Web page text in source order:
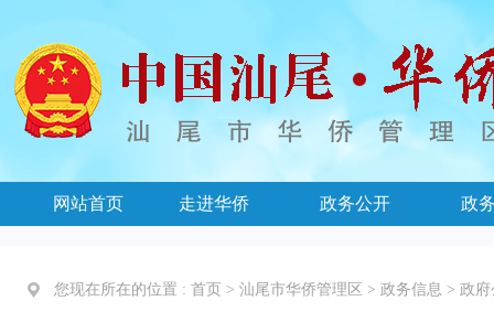
网站首页 走进华侨 政务公开 政
您现在所在的位置 : 首页 > 汕尾市华侨管理区 > 政务信息 > 政府